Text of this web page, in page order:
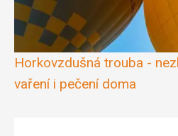
Horkovzdušná trouba -
vaření i pečení doma